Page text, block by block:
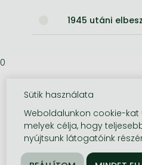
1945 utáni
0
Sütik használata
Weboldalunkon cookie-kat
melyek célja, hogy
nyújtsunk látogatóink